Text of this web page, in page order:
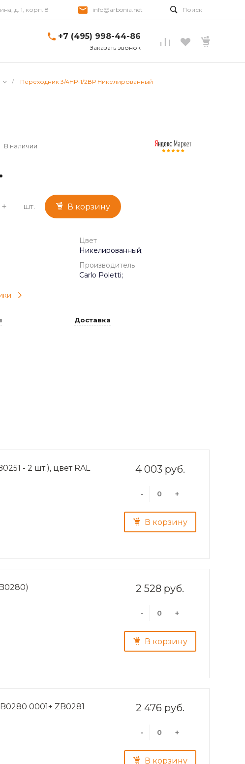
д. 1, корп. 8 info@arbonia.net Поиск
+7 (495) 998-44-86
Заказать звонок
/ Переходник 3/4НР-1/2ВР Никелированный
В наличии
+ шт. В корзину
Цвет
Никелированный;
Производитель
Carlo Poletti;
Доставка
4 003 руб.
- +
В корзину
- 2 шт.), цвет RAL
2 528 руб.
- +
В корзину
2 476 руб.
- +
В корзину
0001+ ZB0281